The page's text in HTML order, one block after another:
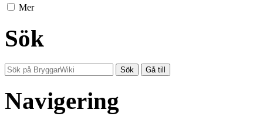
Mer
Sök
Navigering